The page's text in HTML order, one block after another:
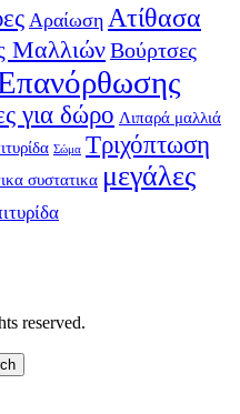
Αραίωση Ατίθασα
ΜαλλιώνΒούρτσες
για δώρο Λιπαρά μαλλιά
Σώμα Τριχόπτωση
συστατικα μεγάλες
reserved.